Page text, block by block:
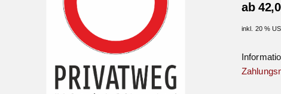
ab
inkl. 20 %